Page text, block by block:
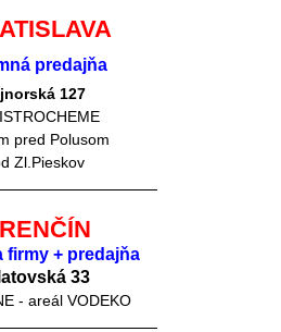
predajňa
127
pred Polusom
Zl.Pieskov
firmy + predajňa
33
- areál VODEKO